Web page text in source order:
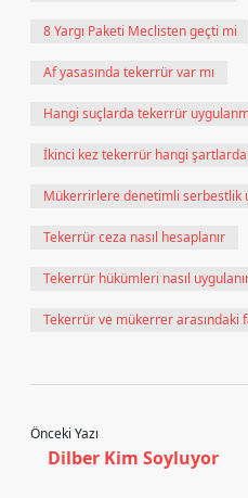
8 Yargı Paketi Meclisten geçti mi
Af yasasında tekerrür var mı
Hangi suçlarda tekerrür
İkinci kez tekerrür hangi şartlarda
Mükerrirlere denetimli serbestlik
Tekerrür ceza nasıl hesaplanır
Tekerrür hükümleri nasıl
Tekerrür ve mükerrer arasındaki
Önceki Yazı
Dilber Kim Soyluyor